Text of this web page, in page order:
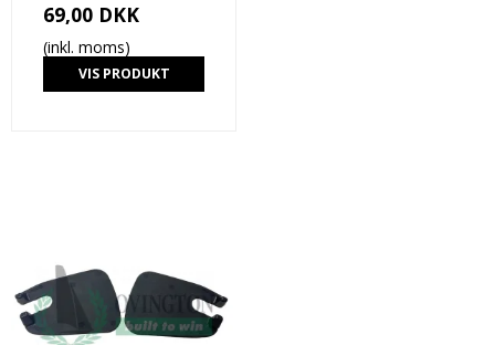
69,00 DKK
(inkl. moms)
VIS PRODUKT